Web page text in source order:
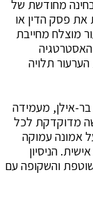
מחודשת של
את פסק הדין או
מוצלח מחייבת
האסטרטגיה
תלויה
אילן, מעמידה
מדוקדקת לכל
אמונה עמוקה
הניסיון
והשקופה עם